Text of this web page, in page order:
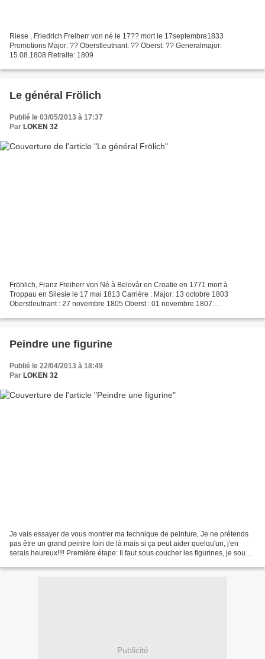
Riese , Friedrich Freiherr von né le 17?? mort le 17septembre1833
Promotions Major: ?? Oberstleutnant: ?? Oberst: ?? Generalmajor:
15.08.1808 Retraite: 1809
Le général Frölich
Publié le 03/05/2013 à 17:37
Par LOKEN 32
Fröhlich, Franz Freiherr von Né à Belovár en Croatie en 1771 mort à
Troppau en Silesie le 17 mai 1813 Carrière : Major: 13 octobre 1803
Oberstleutnant : 27 novembre 1805 Oberst : 01 novembre 1807
Peindre une figurine
Publié le 22/04/2013 à 18:49
Par LOKEN 32
Je vais essayer de vous montrer ma technique de peinture, Je ne prétends
pas être un grand peintre loin de là mais si ça peut aider quelqu'un, j'en
serais heureux!!!! Première étape: Il faut sous coucher les figurines, je sous
Publicité